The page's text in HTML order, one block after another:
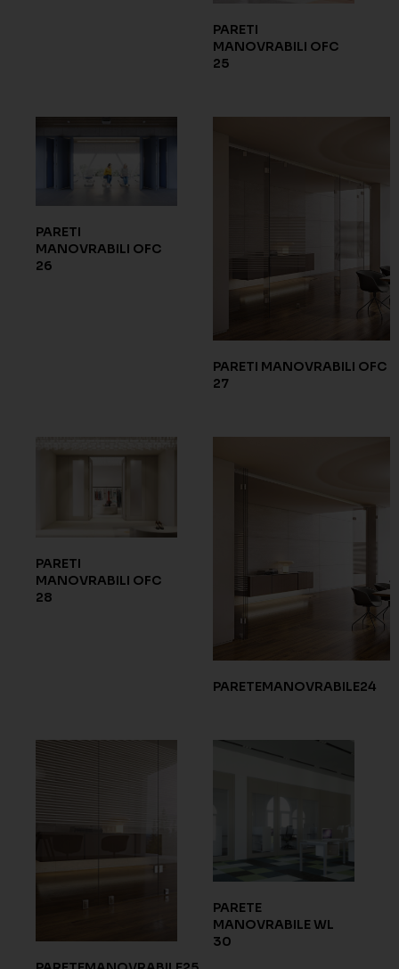
PARETI
MANOVRABILI OFC
25
PARETI
MANOVRABILI OFC
26
PARETI MANOVRABILI OFC
27
PARETI
MANOVRABILI OFC
28
PARETEMANOVRABILE24
PARETE
MANOVRABILE WL
30